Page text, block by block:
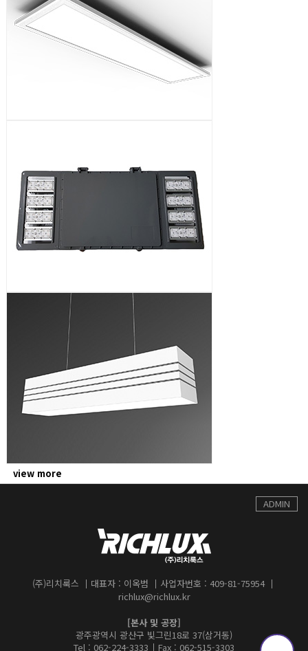
view more
(주)리치룩스 대표자 : 이옥범
사업자번호 : 409-81-75954
richlux@richlux.kr
ADMIN
[본사 및 공장]
광주광역시 광산구 빛그린18로 37(삼거동)
Tel : 062-224-3333
Fax : 062-515-3303